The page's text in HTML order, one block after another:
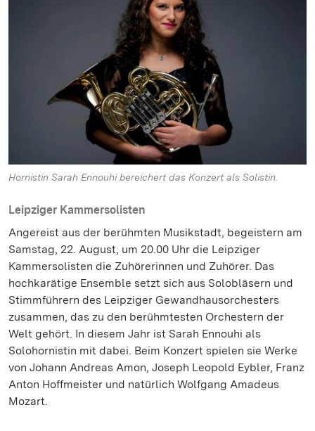
Hornistin Sarah Ennouhi bereichert das Konzert als Solistin.
Leipziger Kammersolisten
Angereist aus der berühmten Musikstadt, begeistern am
Samstag, 22. August, um 20.00 Uhr die Leipziger
Kammersolisten die Zuhörerinnen und Zuhörer. Das
hochkarätige Ensemble setzt sich aus Solobläsern und
Stimmführern des Leipziger Gewandhausorchesters
zusammen, das zu den berühmtesten Orchestern der
Welt gehört. In diesem Jahr ist Sarah Ennouhi als
Solohornistin mit dabei. Beim Konzert spielen sie Werke
von Johann Andreas Amon, Joseph Leopold Eybler, Franz
Anton Hoffmeister und natürlich Wolfgang Amadeus
Mozart.